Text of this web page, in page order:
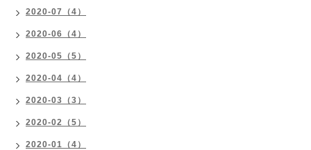
2020-07（4）
2020-06（4）
2020-05（5）
2020-04（4）
2020-03（3）
2020-02（5）
2020-01（4）